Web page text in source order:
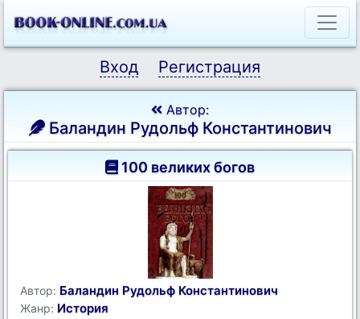
Вход Регистрация
Автор:
Баландин Рудольф Константинович
100 великих богов
Автор: Баландин Рудольф Константинович
Жанр: История